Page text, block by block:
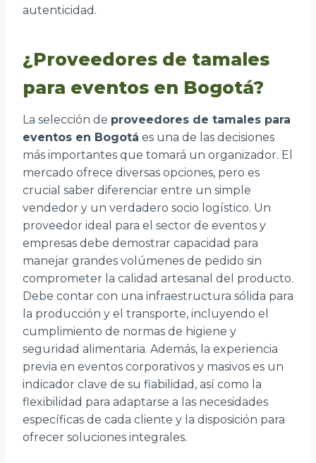
autenticidad.
¿Proveedores de tamales
para eventos en Bogotá?
La selección de proveedores de tamales para
eventos en Bogotá es una de las decisiones
más importantes que tomará un organizador. El
mercado ofrece diversas opciones, pero es
crucial saber diferenciar entre un simple
vendedor y un verdadero socio logístico. Un
proveedor ideal para el sector de eventos y
empresas debe demostrar capacidad para
manejar grandes volúmenes de pedido sin
comprometer la calidad artesanal del producto.
Debe contar con una infraestructura sólida para
la producción y el transporte, incluyendo el
cumplimiento de normas de higiene y
seguridad alimentaria. Además, la experiencia
previa en eventos corporativos y masivos es un
indicador clave de su fiabilidad, así como la
flexibilidad para adaptarse a las necesidades
específicas de cada cliente y la disposición para
ofrecer soluciones integrales.